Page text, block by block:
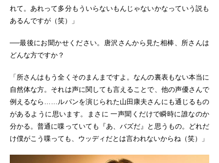
れて。あれって多分もういらないもんじゃないかなっていう説も
あるんですが（笑）」
──最後にお聞かせください。唐沢さんから見た相棒、所さんは
どんな方ですか？
「所さんはもう全くそのまんまですよ。なんの裏表もない本当に
自然体な方。それは声に関しても言えることで、他の声優さんで
例えるなら……ルパンを演じられた山田康夫さんにも通じるもの
があるように思います。まさに 一声聞くだけで瞬時に誰なのか
分かる。普通に喋っていても『あ、バズだ』と思うもの。どれだ
け僕がこう喋っても、ウッディだとは言われないからね（笑）」